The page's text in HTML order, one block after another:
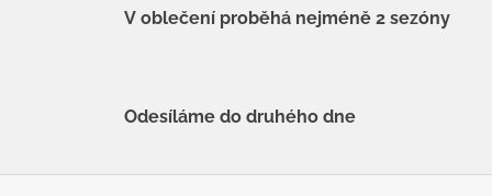
V oblečení proběhá nejméně 2 sezóny
Odesíláme do druhého dne